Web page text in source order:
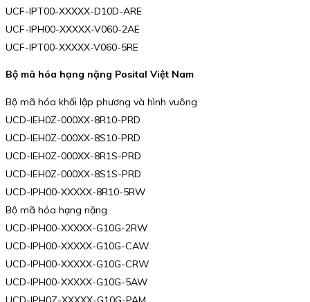
UCF-IPT00-XXXXX-D10D-ARE
UCF-IPH00-XXXXX-V060-2AE
UCF-IPT00-XXXXX-V060-5RE
Bộ mã hóa hạng nặng Posital Việt Nam
Bộ mã hóa khối lập phương và hình vuông
UCD-IEH0Z-000XX-8R10-PRD
UCD-IEH0Z-000XX-8S10-PRD
UCD-IEH0Z-000XX-8R1S-PRD
UCD-IEH0Z-000XX-8S1S-PRD
UCD-IPH00-XXXXX-8R10-5RW
Bộ mã hóa hạng nặng
UCD-IPH00-XXXXX-G10G-2RW
UCD-IPH00-XXXXX-G10G-CAW
UCD-IPH00-XXXXX-G10G-CRW
UCD-IPH00-XXXXX-G10G-5AW